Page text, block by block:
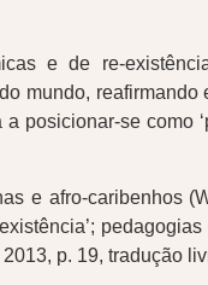
e de re-
mundo, reafirmando
se como
e afro-caribenhos
p. 19, tradução